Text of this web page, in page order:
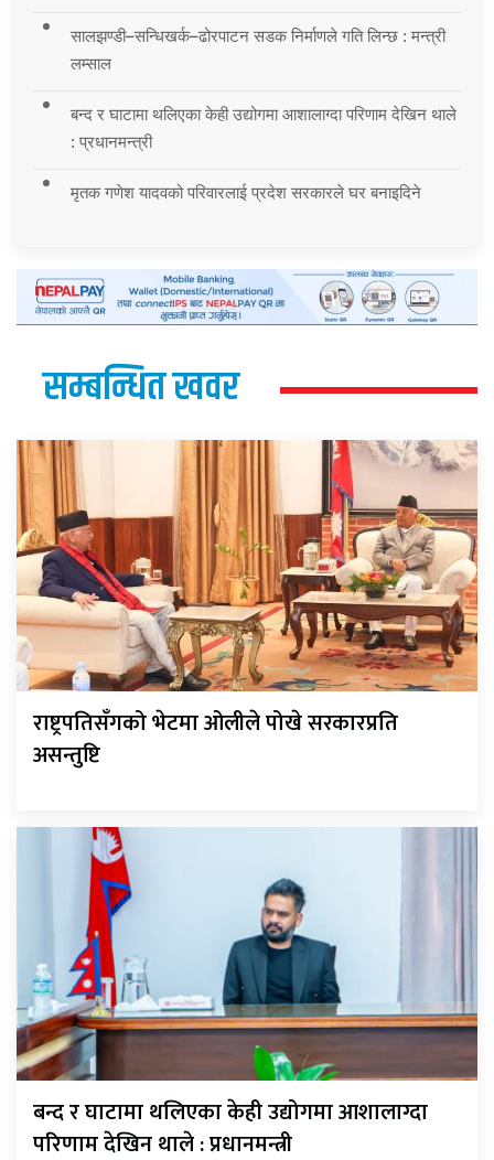
सालझण्डी–सन्धिखर्क–ढोरपाटन सडक निर्माणले गति लिन्छ : मन्त्री
लम्साल
बन्द र घाटामा थलिएका केही उद्योगमा आशालाग्दा परिणाम देखिन थाले
: प्रधानमन्त्री
मृतक गणेश यादवको परिवारलाई प्रदेश सरकारले घर बनाइदिने
सम्बन्धित खवर
राष्ट्रपतिसँगको भेटमा ओलीले पोखे सरकारप्रति
असन्तुष्टि
बन्द र घाटामा थलिएका केही उद्योगमा आशालाग्दा
परिणाम देखिन थाले : प्रधानमन्त्री